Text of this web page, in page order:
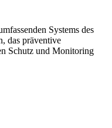
Systems des
das präventive
Schutz und Monitoring